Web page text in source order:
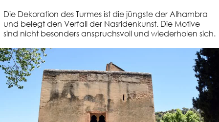
Die Dekoration des Turmes ist die jüngste der Alhambra
und belegt den Verfall der Nasridenkunst. Die Motive
sind nicht besonders anspruchsvoll und wiederholen sich.